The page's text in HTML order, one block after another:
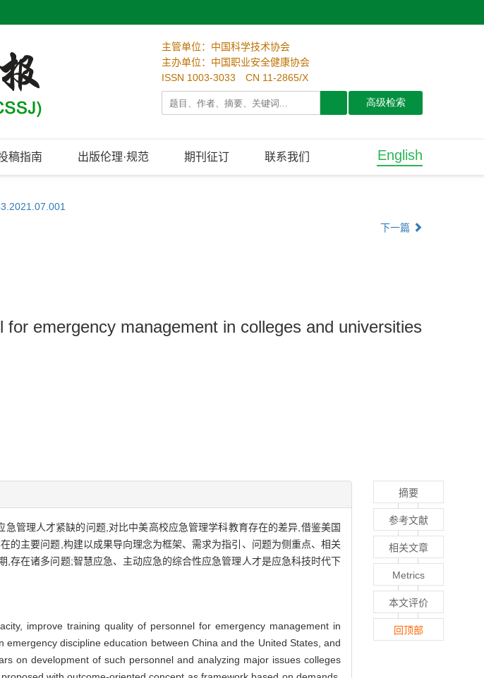
主管单位：中国科学技术协会
主办单位：中国职业安全健康协会
ISSN 1003-3033 CN 11-2865/X
稿指南 出版伦理·规范 期刊征订 联系我们 English
下一篇
emergency management in colleges and universities
管理人才紧缺的问题,对比中美高校应急管理学科教育存在的差异,借鉴美国
的主要问题,构建以成果导向理念为框架、需求为指引、问题为侧重点、相关
存在诸多问题;智慧应急、主动应急的综合性应急管理人才是应急科技时代下
improve training quality of personnel for emergency management in
discipline education between China and the United States, and
on development of such personnel and analyzing major issues colleges
摘要
参考文献
相关文章
Metrics
本文评价
回顶部